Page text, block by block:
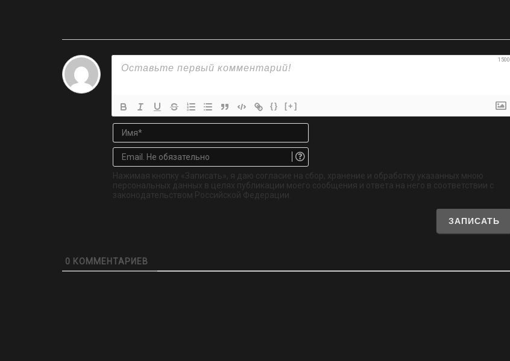
1500
{} [+]
Имя*
Email.
обязательно
Нажимая кнопку «Записать», я даю согласие на сбор, хранение и обработку указанных мною
персональных данных в целях публикации моего сообщения и ответа на него в соответствии с
законодательством Российской Федерации.
0 КОММЕНТАРИЕВ